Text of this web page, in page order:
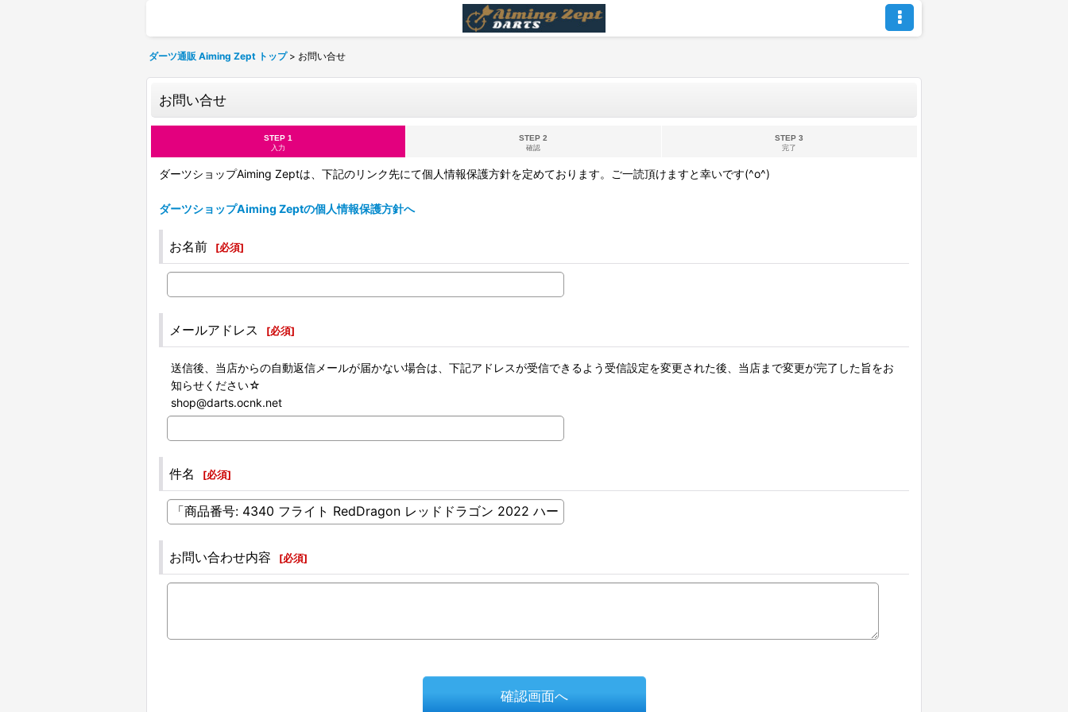
ダーツ通販 Aiming Zept トップ > お問い合せ
お問い合せ
STEP 1
入力
STEP 2
確認
STEP 3
完了
ダーツショップAiming Zeptは、下記のリンク先にて個人情報保護方針を定めております。ご一読頂けますと幸いです(^o^)
ダーツショップAiming Zeptの個人情報保護方針へ
お名前 [必須]
メールアドレス [必須]
送信後、当店からの自動返信メールが届かない場合は、下記アドレスが受信できるよう受信設定を変更された後、当店まで変更が完了した旨をお
知らせください☆
shop@darts.ocnk.net
件名 [必須]
お問い合わせ内容 [必須]
確認画面へ